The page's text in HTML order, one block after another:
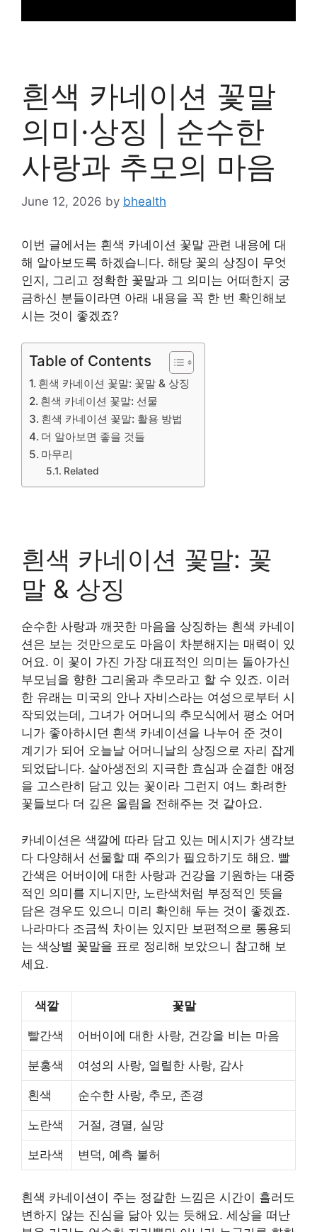
흰색 카네이션 꽃말
의미·상징 | 순수한
사랑과 추모의 마음
June 12, 2026 by bhealth
이번 글에서는 흰색 카네이션 꽃말 관련 내용에 대
해 알아보도록 하겠습니다. 해당 꽃의 상징이 무엇
인지, 그리고 정확한 꽃말과 그 의미는 어떠한지 궁
금하신 분들이라면 아래 내용을 꼭 한 번 확인해보
시는 것이 좋겠죠?
Table of Contents
흰색 카네이션 꽃말: 꽃말 & 상징
흰색 카네이션 꽃말: 선물
흰색 카네이션 꽃말: 활용 방법
더 알아보면 좋을 것들
마무리
Related
흰색 카네이션 꽃말: 꽃
말 & 상징
순수한 사랑과 깨끗한 마음을 상징하는 흰색 카네이
션은 보는 것만으로도 마음이 차분해지는 매력이 있
어요. 이 꽃이 가진 가장 대표적인 의미는 돌아가신
부모님을 향한 그리움과 추모라고 할 수 있죠. 이러
한 유래는 미국의 안나 자비스라는 여성으로부터 시
작되었는데, 그녀가 어머니의 추모식에서 평소 어머
니가 좋아하시던 흰색 카네이션을 나누어 준 것이
계기가 되어 오늘날 어머니날의 상징으로 자리 잡게
되었답니다. 살아생전의 지극한 효심과 순결한 애정
을 고스란히 담고 있는 꽃이라 그런지 여느 화려한
꽃들보다 더 깊은 울림을 전해주는 것 같아요.
카네이션은 색깔에 따라 담고 있는 메시지가 생각보
다 다양해서 선물할 때 주의가 필요하기도 해요. 빨
간색은 어버이에 대한 사랑과 건강을 기원하는 대중
적인 의미를 지니지만, 노란색처럼 부정적인 뜻을
담은 경우도 있으니 미리 확인해 두는 것이 좋겠죠.
나라마다 조금씩 차이는 있지만 보편적으로 통용되
는 색상별 꽃말을 표로 정리해 보았으니 참고해 보
세요.
색깔 꽃말
빨간색 어버이에 대한 사랑, 건강을 비는 마음
분홍색 여성의 사랑, 열렬한 사랑, 감사
흰색 순수한 사랑, 추모, 존경
노란색 거절, 경멸, 실망
보라색 변덕, 예측 불허
흰색 카네이션이 주는 정갈한 느낌은 시간이 흘러도
변하지 않는 진심을 닮아 있는 듯해요. 세상을 떠난